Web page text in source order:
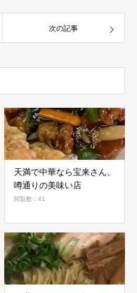
次の記事
天満で中華なら宝来さん、
噂通りの美味い店
閲覧数：41